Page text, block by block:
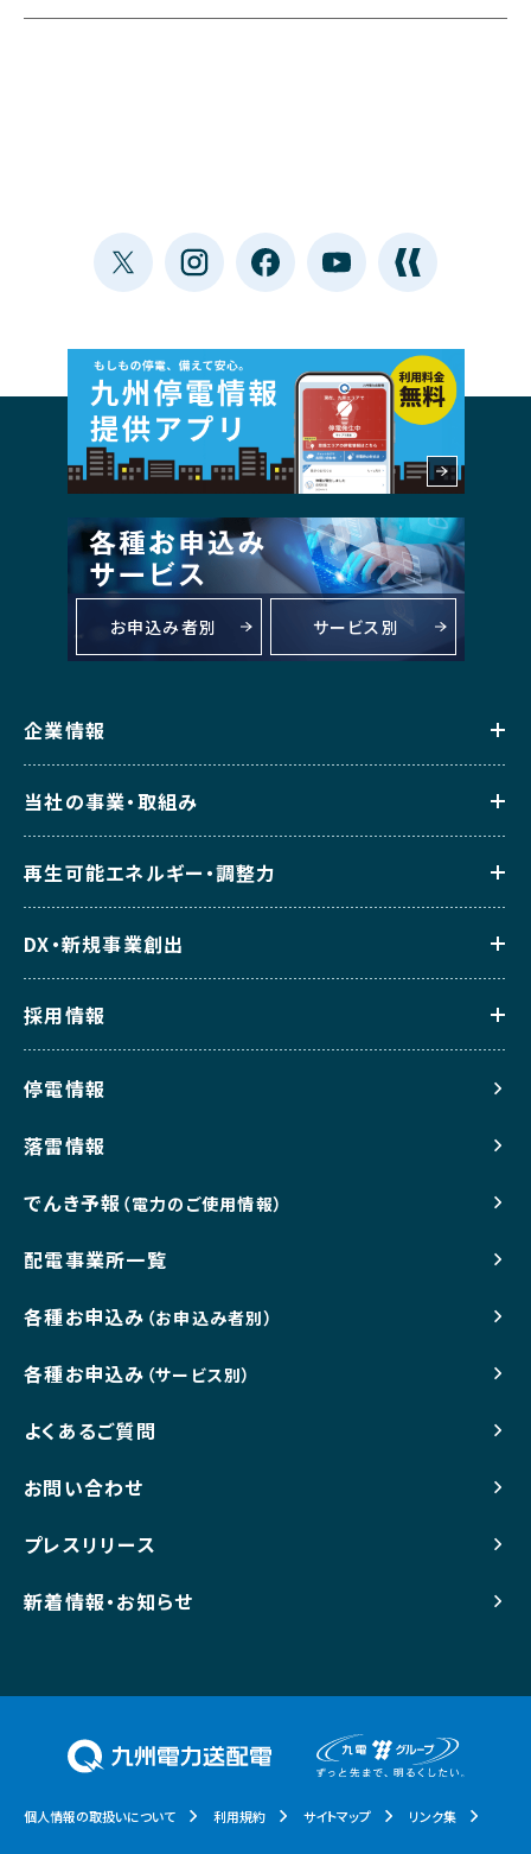
お申込み者別 サービス別
企業情報
当社の事業・取組み
再生可能エネルギー・調整力
DX・新規事業創出
採用情報
停電情報
落雷情報
でんき予報 （電力のご使用情報）
配電事業所一覧
各種お申込み （お申込み者別）
各種お申込み （サービス別）
よくあるご質問
お問い合わせ
プレスリリース
新着情報・お知らせ
個人情報の取扱いについて 利用規約 サイトマップ リンク集